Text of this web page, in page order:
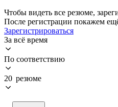
Чтобы видеть все резюме,
После регистрации покажем
Зарегистрироваться
За всё время
По соответствию
20 резюме